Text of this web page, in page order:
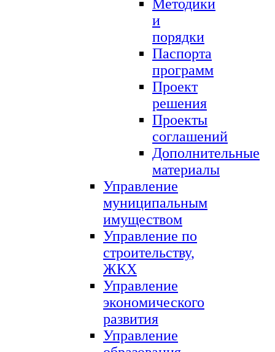
Методики
и
порядки
Паспорта
программ
Проект
решения
Проекты
соглашений
Дополнительные
материалы
Управление
муниципальным
имуществом
Управление по
строительству,
ЖКХ
Управление
экономического
развития
Управление